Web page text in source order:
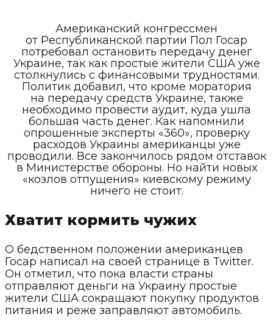
Американский конгрессмен
от Республиканской партии Пол Госар
потребовал остановить передачу денег
Украине, так как простые жители США уже
столкнулись с финансовыми трудностями.
Политик добавил, что кроме моратория
на передачу средств Украине, также
необходимо провести аудит, куда ушла
большая часть денег. Как напомнили
опрошенные эксперты «360», проверку
расходов Украины американцы уже
проводили. Все закончилось рядом отставок
в Министерстве обороны. Но найти новых
«козлов отпущения» киевскому режиму
ничего не стоит.
Хватит кормить чужих
О бедственном положении американцев
Госар написал на своей странице в Twitter.
Он отметил, что пока власти страны
отправляют деньги на Украину простые
жители США сокращают покупку продуктов
питания и реже заправляют автомобиль.